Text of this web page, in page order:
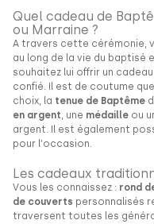
Quel cadeau de
ou Marraine ?
A travers cette cérémonie,
au long de la vie du baptisé
souhaitez lui offrir un
confié. Il est de coutume
choix, la tenue de Baptême
en argent, une médaille ou
argent. Il est également
pour l’occasion.
Les cadeaux
Vous les connaissez : rond
de couverts personnalisés
traversent toutes les